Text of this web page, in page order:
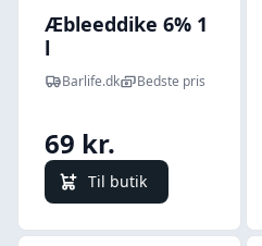
Æbleeddike 6% 1
l
Barlife.dk Bedste pris
69 kr.
Til butik